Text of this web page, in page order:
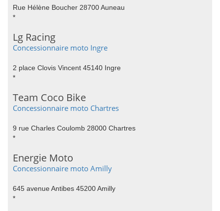
Rue Hélène Boucher 28700 Auneau
*
Lg Racing
Concessionnaire moto Ingre
2 place Clovis Vincent 45140 Ingre
*
Team Coco Bike
Concessionnaire moto Chartres
9 rue Charles Coulomb 28000 Chartres
*
Energie Moto
Concessionnaire moto Amilly
645 avenue Antibes 45200 Amilly
*